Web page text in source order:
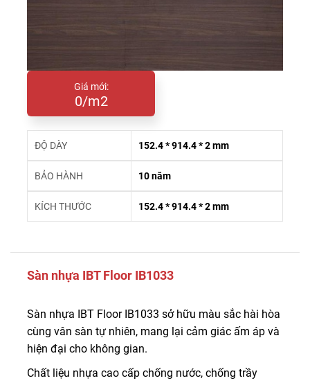
Giá mới:
0/m2
ĐỘ DÀY 152.4 * 914.4 * 2 mm
BẢO HÀNH 10 năm
KÍCH THƯỚC 152.4 * 914.4 * 2 mm
Sàn nhựa IBT Floor IB1033
Sàn nhựa IBT Floor IB1033 sở hữu màu sắc hài hòa
cùng vân sàn tự nhiên, mang lại cảm giác ấm áp và
hiện đại cho không gian.
Chất liệu nhựa cao cấp chống nước, chống trầy